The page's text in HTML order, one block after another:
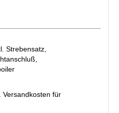
Strebensatz,
Versandkosten für